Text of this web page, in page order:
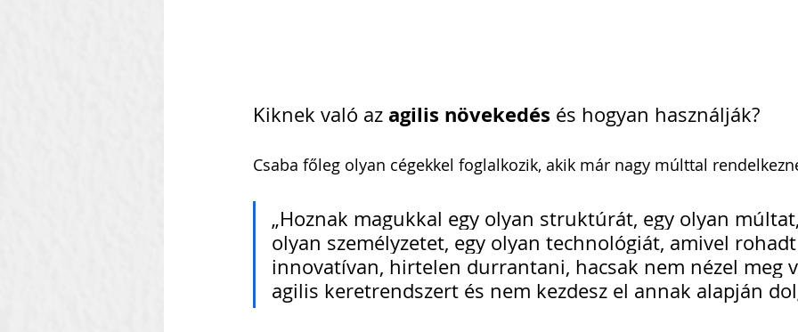
Kiknek való az agilis növekedés és hogyan használják?
Csaba főleg olyan cégekkel foglalkozik, akik már nagy múlttal
„Hoznak magukkal egy olyan struktúrát, egy olyan
olyan személyzetet, egy olyan technológiát, amivel
innovatívan, hirtelen durrantani, hacsak nem nézel meg
agilis keretrendszert és nem kezdesz el annak alapján